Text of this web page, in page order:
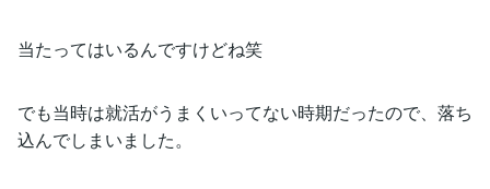
当たってはいるんですけどね笑
でも当時は就活がうまくいってない時期だったので、落ち
込んでしまいました。